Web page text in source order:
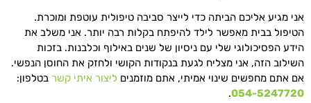
אני מגיע אליכם הביתה כדי לייצר סביבה טיפולית עוטפת ומוכרת.
הטיפול בבית מאפשר לילד להיפתח בקלות רבה יותר. אני משלב את
הידע הפסיכולוגי שלי עם ניסיון של שנים באילוף וכלבנות. בזכות
השילוב הזה, אני מצליח לגעת בנקודות הקושי ולחזק את החוסן הנפשי.
אם אתם מחפשים שינוי אמיתי, אתם מוזמנים ליצור איתי קשר בטלפון:
054-5247720
.